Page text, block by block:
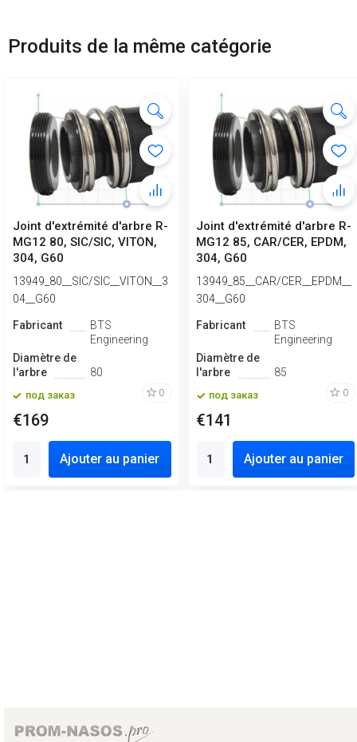
Produits de la même catégorie
Joint d'extrémité d'arbre R-
MG12 80, SIC/SIC, VITON,
304, G60
13949_80__SIC/SIC__VITON__3
04__G60
Fabricant
BTS
Engineering
Diamètre de
l'arbre
80
под заказ 0
€169
Ajouter au panier
Joint d'extrémité d'arbre R-
MG12 85, CAR/CER, EPDM,
304, G60
13949_85__CAR/CER__EPDM__
304__G60
Fabricant
BTS
Engineering
Diamètre de
l'arbre
85
под заказ 0
€141
Ajouter au panier